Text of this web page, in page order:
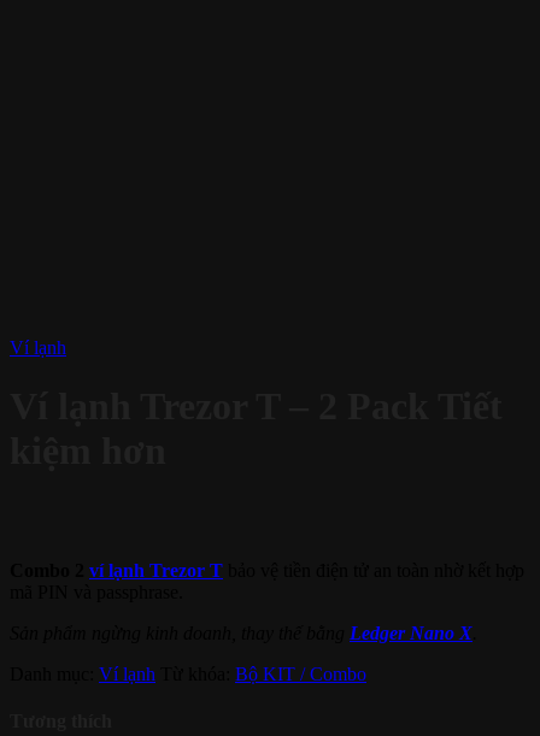
Ví lạnh
ví lạnh Trezor T
Ledger Nano X
Ví lạnh Bộ KIT / Combo